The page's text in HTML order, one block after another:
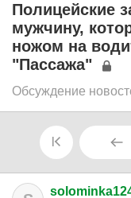
Полицейские
мужчину,
ножом на
"Пассажа"
Обсуждение